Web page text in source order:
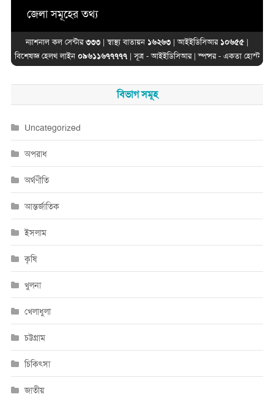
জেলা সমূহের তথ্য
ন্যাশনাল কল সেন্টার৩৩৩ | স্বাস্থ্য বাতায়ন ১৬২৬৩ | আইইডিসিআর ১০৬৫৫|
বিশেষজ্ঞ হেলথ লাইন ০৯৬১১৬৭৭৭৭৭| সূত্র -আইইডিসিআর| স্পন্সর - একতা হোস্ট
বিভাগ সমূহ
Uncategorized
অপরাধ
অর্থণীতি
আন্তর্জাতিক
ইসলাম
কৃষি
খুলনা
খেলাধুলা
চট্টগ্রাম
চিকিৎসা
জাতীয়